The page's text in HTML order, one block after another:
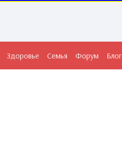
Здоровье Семья Форум Блог